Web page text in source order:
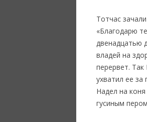
Тотчас
«Благодарю
двенадцатью
владей на
перервет.
ухватил ее
Надел на
гусиным